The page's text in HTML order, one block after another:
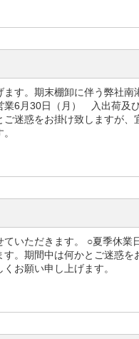
す。期末棚卸に伴う弊社
6月30日（月） 入出荷及
迷惑をお掛け致しますが、
いただきます。 ○夏季休業
。期間中は何かとご迷惑
お願い申し上げます。